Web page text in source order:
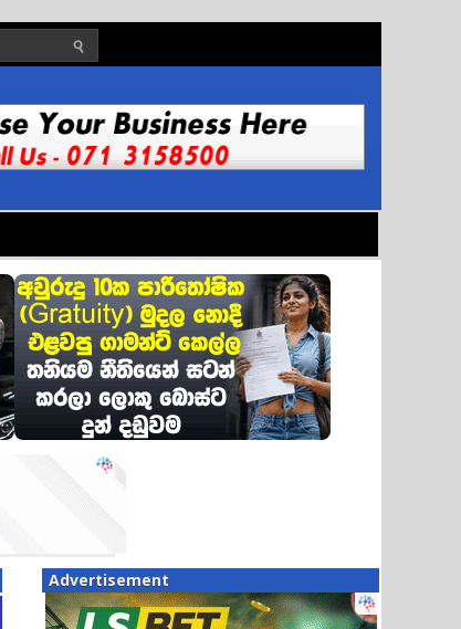
Advertisement